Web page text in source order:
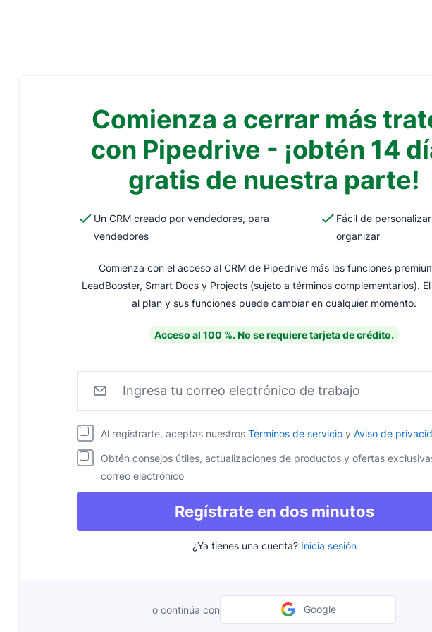
Comienza a cerrar más
con Pipedrive - ¡obtén 14
gratis de nuestra parte!
Un CRM creado por vendedores, para
vendedores
Fácil de
organizar
Comienza con el acceso al CRM de Pipedrive más las funciones
LeadBooster, Smart Docs y Projects (sujeto a términos complementarios).
al plan y sus funciones puede cambiar en cualquier momento.
Acceso al 100 %. No se requiere tarjeta de crédito.
Ingresa tu correo electrónico de trabajo
Al registrarte, aceptas nuestros Pipedrive
Términos de servicioSe abre en una
y Pipedrive
Aviso de
Obtén consejos útiles, actualizaciones de productos y ofertas
correo electrónico
Regístrate en dos minutos
¿Ya tienes una cuenta? Inicia sesión
o continúa con Google